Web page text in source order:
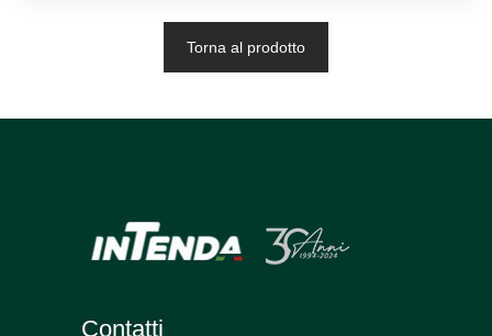
Torna al prodotto
Contatti